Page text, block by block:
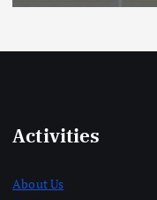
Activities
About Us